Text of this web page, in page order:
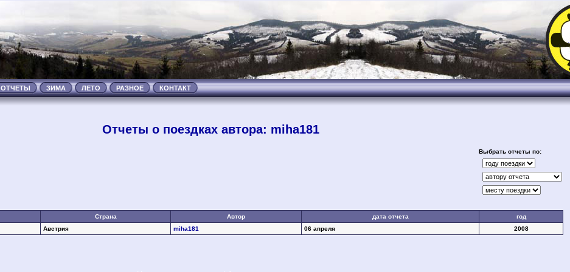
.
ОТЧЕТЫ ЗИМА ЛЕТО РАЗНОЕ КОНТАКТ
Отчеты о поездках автора: miha181
Выбрать отчеты по:
Страна Автор дата отчета
год
Австрия miha181 06 апреля 2008